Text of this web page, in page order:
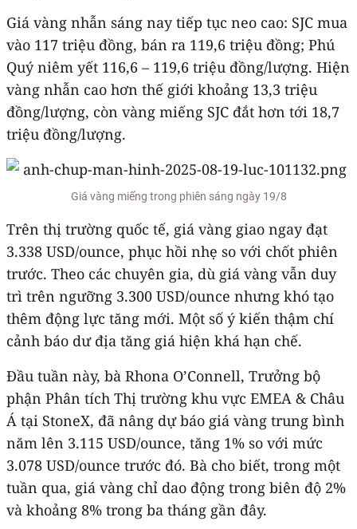
Giá vàng nhẫn sáng nay tiếp tục neo cao: SJC mua
vào 117 triệu đồng, bán ra 119,6 triệu đồng; Phú
Quý niêm yết 116,6 – 119,6 triệu đồng/lượng. Hiện
vàng nhẫn cao hơn thế giới khoảng 13,3 triệu
đồng/lượng, còn vàng miếng SJC đắt hơn tới 18,7
triệu đồng/lượng.
Giá vàng miếng trong phiên sáng ngày 19/8
Trên thị trường quốc tế, giá vàng giao ngay đạt
3.338 USD/ounce, phục hồi nhẹ so với chốt phiên
trước. Theo các chuyên gia, dù giá vàng vẫn duy
trì trên ngưỡng 3.300 USD/ounce nhưng khó tạo
thêm động lực tăng mới. Một số ý kiến thậm chí
cảnh báo dư địa tăng giá hiện khá hạn chế.
Đầu tuần này, bà Rhona O’Connell, Trưởng bộ
phận Phân tích Thị trường khu vực EMEA & Châu
Á tại StoneX, đã nâng dự báo giá vàng trung bình
năm lên 3.115 USD/ounce, tăng 1% so với mức
3.078 USD/ounce trước đó. Bà cho biết, trong một
tuần qua, giá vàng chỉ dao động trong biên độ 2%
và khoảng 8% trong ba tháng gần đây.